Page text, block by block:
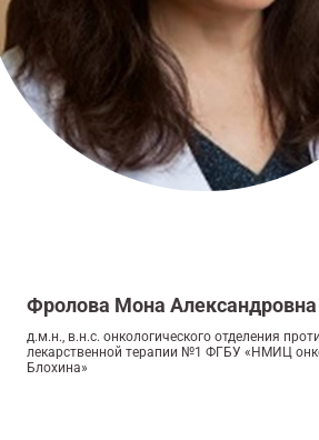
Фролова Мона Александровна
д.м.н., в.н.с. онкологического отделения
лекарственной терапии №1 ФГБУ «НМИЦ
Блохина»